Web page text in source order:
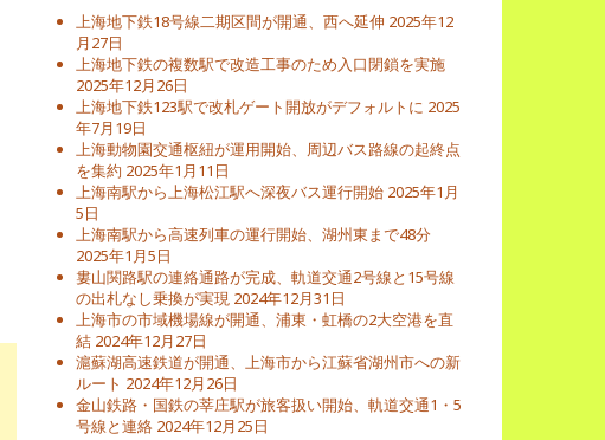
上海地下鉄18号線二期区間が開通、西へ延伸 2025年12
月27日
上海地下鉄の複数駅で改造工事のため入口閉鎖を実施
2025年12月26日
上海地下鉄123駅で改札ゲート開放がデフォルトに 2025
年7月19日
上海動物園交通枢紐が運用開始、周辺バス路線の起終点
を集約 2025年1月11日
上海南駅から上海松江駅へ深夜バス運行開始 2025年1月
5日
上海南駅から高速列車の運行開始、湖州東まで48分
2025年1月5日
婁山関路駅の連絡通路が完成、軌道交通2号線と15号線
の出札なし乗換が実現 2024年12月31日
上海市の市域機場線が開通、浦東・虹橋の2大空港を直
結 2024年12月27日
滬蘇湖高速鉄道が開通、上海市から江蘇省湖州市への新
ルート 2024年12月26日
金山鉄路・国鉄の莘庄駅が旅客扱い開始、軌道交通1・5
号線と連絡 2024年12月25日